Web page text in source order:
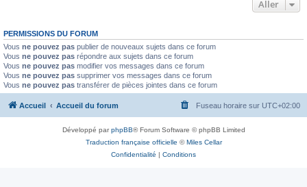
Aller
PERMISSIONS DU FORUM
Vous ne pouvez pas publier de nouveaux sujets dans ce forum
Vous ne pouvez pas répondre aux sujets dans ce forum
Vous ne pouvez pas modifier vos messages dans ce forum
Vous ne pouvez pas supprimer vos messages dans ce forum
Vous ne pouvez pas transférer de pièces jointes dans ce forum
Accueil Accueil du forum Fuseau horaire sur UTC+02:00
Développé parphpBB® Forum Software © phpBB Limited
Traduction française officielle ©Miles Cellar
Confidentialité | Conditions